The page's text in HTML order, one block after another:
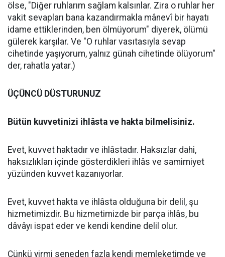
ölse, "Diğer ruhlarım sağlam kalsınlar. Zira o ruhlar her
vakit sevapları bana kazandırmakla mânevî bir hayatı
idame ettiklerinden, ben ölmüyorum" diyerek, ölümü
gülerek karşılar. Ve "O ruhlar vasıtasıyla sevap
cihetinde yaşıyorum, yalnız günah cihetinde ölüyorum"
der, rahatla yatar.)
ÜÇÜNCÜ DÜSTURUNUZ
Bütün kuvvetinizi ihlâsta ve hakta bilmelisiniz.
Evet, kuvvet haktadır ve ihlâstadır. Haksızlar dahi,
haksızlıkları içinde gösterdikleri ihlâs ve samimiyet
yüzünden kuvvet kazanıyorlar.
Evet, kuvvet hakta ve ihlâsta olduğuna bir delil, şu
hizmetimizdir. Bu hizmetimizde bir parça ihlâs, bu
dâvâyı ispat eder ve kendi kendine delil olur.
Çünkü yirmi seneden fazla kendi memleketimde ve